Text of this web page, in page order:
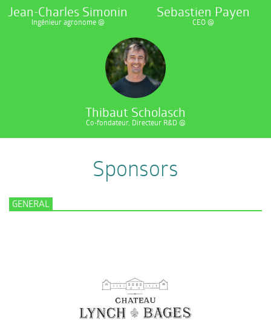
Jean-Charles Simonin
Ingénieur agronome @
Sebastien Payen
CEO @
Thibaut Scholasch
Co-fondateur, Directeur R&D @
Sponsors
GENERAL